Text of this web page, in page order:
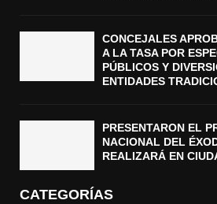
CONCEJALES
A LA TASA POR
PÚBLICOS Y
ENTIDADES
PRESENTARON EL
NACIONAL DEL
REALIZARÁ EN
CATEGORÍAS